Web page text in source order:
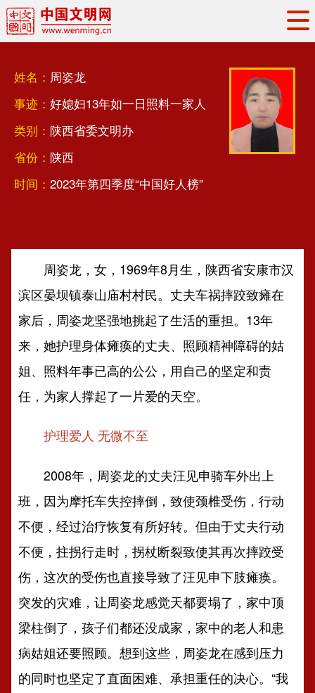
权威发布
地方交流
文明培育
文明实践
文明创建
文明矩阵
姓名： 周姿龙
事迹： 好媳妇13年如一日照料一家人
类别： 陕西省委文明办
省份： 陕西
时间： 2023年第四季度“中国好人榜”
周姿龙，女，1969年8月生，陕西省安康市汉
滨区晏坝镇泰山庙村村民。丈夫车祸摔跤致瘫在
家后，周姿龙坚强地挑起了生活的重担。13年
来，她护理身体瘫痪的丈夫、照顾精神障碍的姑
姐、照料年事已高的公公，用自己的坚定和责
任，为家人撑起了一片爱的天空。
护理爱人 无微不至
2008年，周姿龙的丈夫汪见申骑车外出上
班，因为摩托车失控摔倒，致使颈椎受伤，行动
不便，经过治疗恢复有所好转。但由于丈夫行动
不便，拄拐行走时，拐杖断裂致使其再次摔跤受
伤，这次的受伤也直接导致了汪见申下肢瘫痪。
突发的灾难，让周姿龙感觉天都要塌了，家中顶
梁柱倒了，孩子们都还没成家，家中的老人和患
病姑姐还要照顾。想到这些，周姿龙在感到压力
的同时也坚定了直面困难、承担重任的决心。“我